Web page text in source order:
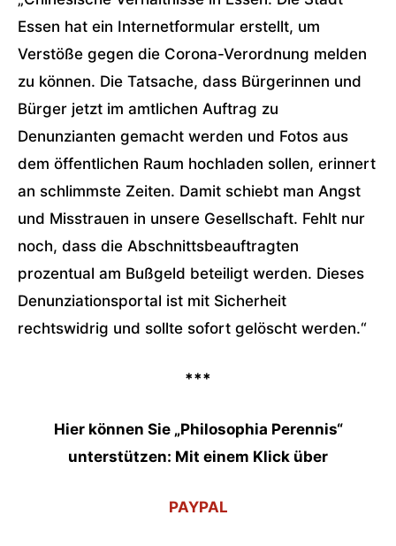
Essen hat ein Internetformular erstellt, um
Verstöße gegen die Corona-Verordnung melden
zu können. Die Tatsache, dass Bürgerinnen und
Bürger jetzt im amtlichen Auftrag zu
Denunzianten gemacht werden und Fotos aus
dem öffentlichen Raum hochladen sollen, erinnert
an schlimmste Zeiten. Damit schiebt man Angst
und Misstrauen in unsere Gesellschaft. Fehlt nur
noch, dass die Abschnittsbeauftragten
prozentual am Bußgeld beteiligt werden. Dieses
Denunziationsportal ist mit Sicherheit
rechtswidrig und sollte sofort gelöscht werden.“
***
Hier können Sie „Philosophia Perennis“
unterstützen: Mit einem Klick über
PAYPAL